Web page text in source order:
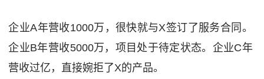
企业A年营收1000万，很快就与X签订了服务合同。
企业B年营收5000万，项目处于待定状态。企业C年
营收过亿，直接婉拒了X的产品。